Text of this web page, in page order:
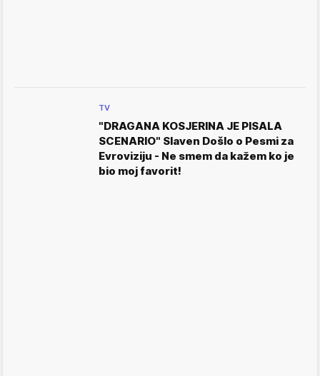
TV
"DRAGANA KOSJERINA JE PISALA
SCENARIO" Slaven Došlo o Pesmi za
Evroviziju - Ne smem da kažem ko je
bio moj favorit!